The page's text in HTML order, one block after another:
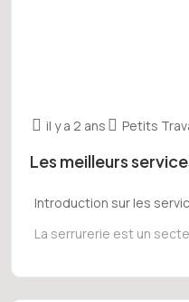
il y a 2 ans Petits
Les meilleurs
Introduction sur les
La serrurerie est un